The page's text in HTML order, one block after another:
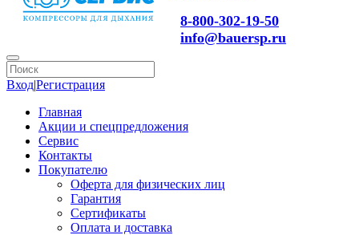
8-800-302-19-50
info@bauersp.ru
Вход|Регистрация
Главная
Акции и спецпредложения
Сервис
Контакты
Покупателю
Оферта для физических лиц
Гарантия
Сертификаты
Оплата и доставка